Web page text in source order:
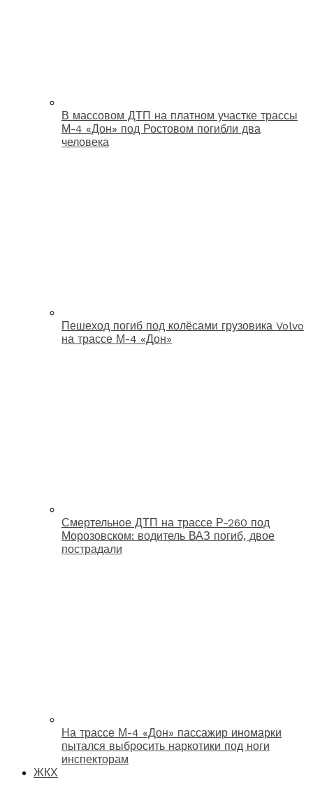
В массовом ДТП на платном участке трассы
М-4 «Дон» под Ростовом погибли два
человека
Пешеход погиб под колёсами грузовика Volvo
на трассе М-4 «Дон»
Смертельное ДТП на трассе Р-260 под
Морозовском: водитель ВАЗ погиб, двое
пострадали
На трассе М-4 «Дон» пассажир иномарки
пытался выбросить наркотики под ноги
инспекторам
ЖКХ